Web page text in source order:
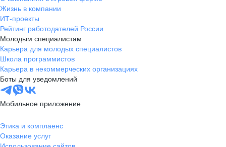
Жизнь в компании
ИТ-проекты
Рейтинг работодателей России
Молодым специалистам
Карьера для молодых специалистов
Школа программистов
Карьера в некоммерческих организациях
Боты для уведомлений
Мобильное приложение
Этика и комплаенс
Оказание услуг